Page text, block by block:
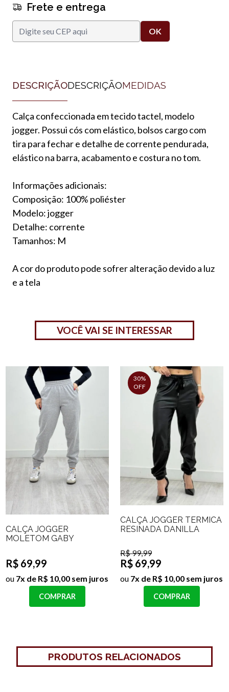
Frete e entrega
DESCRIÇÃODESCRIÇÃOMEDIDAS
Calça confeccionada em tecido tactel, modelo
jogger. Possui cós com elástico, bolsos cargo com
tira para fechar e detalhe de corrente pendurada,
elástico na barra, acabamento e costura no tom.
Informações adicionais:
Composição: 100% poliéster
Modelo: jogger
Detalhe: corrente
Tamanhos: M
A cor do produto pode sofrer alteração devido a luz
e a tela
VOCÊ VAI SE INTERESSAR
CALÇA JOGGER
MOLETOM GABY
R$ 69,99
ou 7x de R$ 10,00 sem juros
COMPRAR
30%
OFF
CALÇA JOGGER TERMICA
RESINADA DANILLA
R$ 99,99
R$ 69,99
ou 7x de R$ 10,00 sem juros
COMPRAR
PRODUTOS RELACIONADOS